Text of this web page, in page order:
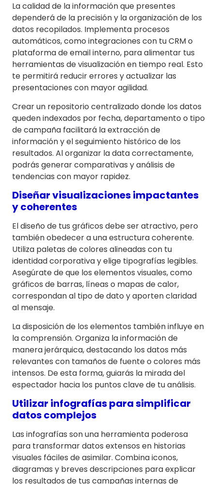
La calidad de la información que presentes
dependerá de la precisión y la organización de los
datos recopilados. Implementa procesos
automáticos, como integraciones con tu CRM o
plataforma de email interno, para alimentar tus
herramientas de visualización en tiempo real. Esto
te permitirá reducir errores y actualizar las
presentaciones con mayor agilidad.
Crear un repositorio centralizado donde los datos
queden indexados por fecha, departamento o tipo
de campaña facilitará la extracción de
información y el seguimiento histórico de los
resultados. Al organizar la data correctamente,
podrás generar comparativas y análisis de
tendencias con mayor rapidez.
Diseñar visualizaciones impactantes
y coherentes
El diseño de tus gráficos debe ser atractivo, pero
también obedecer a una estructura coherente.
Utiliza paletas de colores alineadas con tu
identidad corporativa y elige tipografías legibles.
Asegúrate de que los elementos visuales, como
gráficos de barras, líneas o mapas de calor,
correspondan al tipo de dato y aporten claridad
al mensaje.
La disposición de los elementos también influye en
la comprensión. Organiza la información de
manera jerárquica, destacando los datos más
relevantes con tamaños de fuente o colores más
intensos. De esta forma, guiarás la mirada del
espectador hacia los puntos clave de tu análisis.
Utilizar infografías para simplificar
datos complejos
Las infografías son una herramienta poderosa
para transformar datos extensos en historias
visuales fáciles de asimilar. Combina iconos,
diagramas y breves descripciones para explicar
los resultados de tus campañas internas de